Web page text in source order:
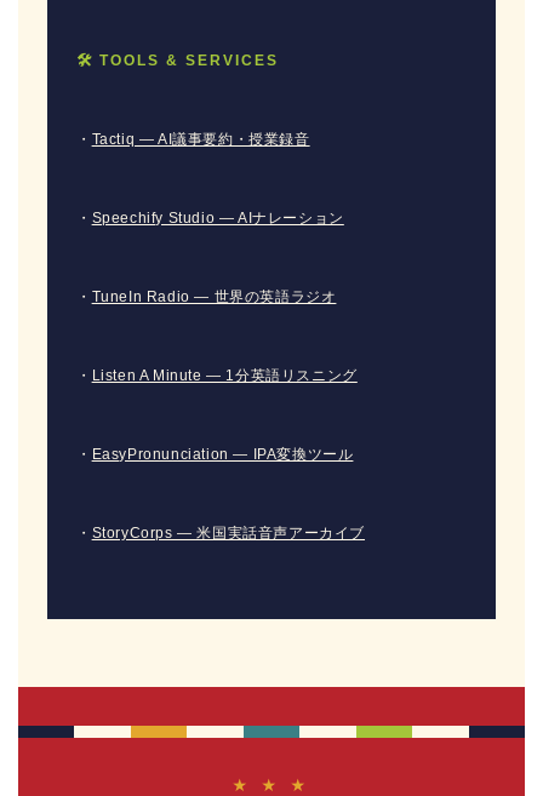
🛠 TOOLS & SERVICES
・ Tactiq — AI議事要約・授業録音
・ Speechify Studio — AIナレーション
・ TuneIn Radio — 世界の英語ラジオ
・ Listen A Minute — 1分英語リスニング
・ EasyPronunciation — IPA変換ツール
・ StoryCorps — 米国実話音声アーカイブ
★ ★ ★